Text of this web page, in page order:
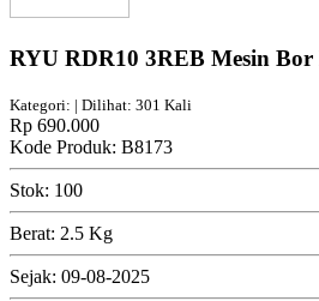
RYU RDR10 3REB Mesin
Kategori: | Dilihat: 301 Kali
Rp 690.000
Kode Produk: B8173
Stok: 100
Berat: 2.5 Kg
Sejak: 09-08-2025